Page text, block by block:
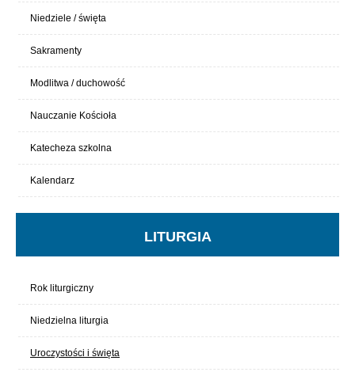
Niedziele / święta
Sakramenty
Modlitwa / duchowość
Nauczanie Kościoła
Katecheza szkolna
Kalendarz
LITURGIA
Rok liturgiczny
Niedzielna liturgia
Uroczystości i święta